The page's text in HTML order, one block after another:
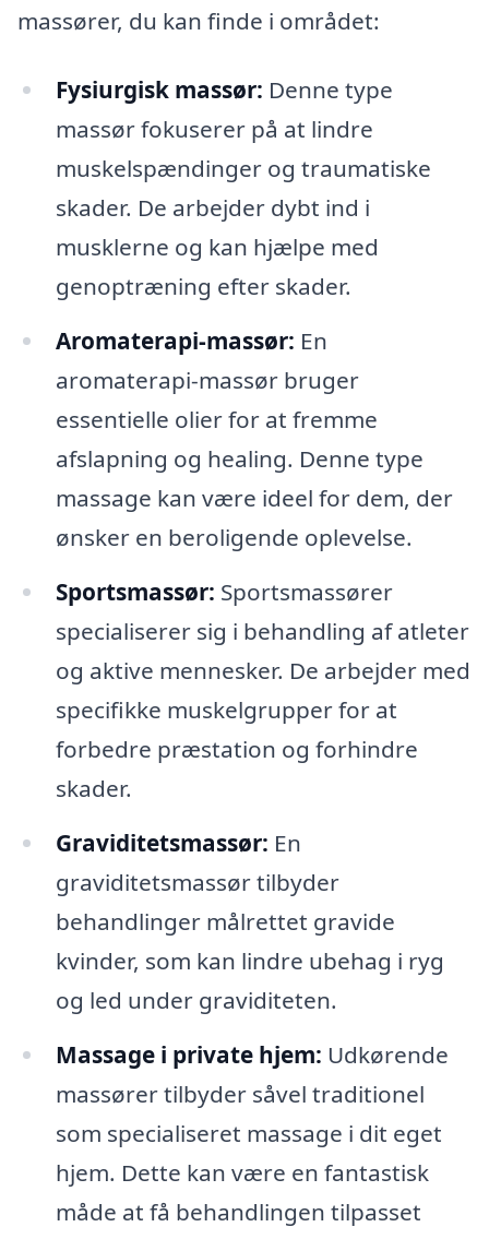
massører, du kan finde i området:
Fysiurgisk massør: Denne type
massør fokuserer på at lindre
muskelspændinger og traumatiske
skader. De arbejder dybt ind i
musklerne og kan hjælpe med
genoptræning efter skader.
Aromaterapi-massør: En
aromaterapi-massør bruger
essentielle olier for at fremme
afslapning og healing. Denne type
massage kan være ideel for dem, der
ønsker en beroligende oplevelse.
Sportsmassør: Sportsmassører
specialiserer sig i behandling af atleter
og aktive mennesker. De arbejder med
specifikke muskelgrupper for at
forbedre præstation og forhindre
skader.
Graviditetsmassør: En
graviditetsmassør tilbyder
behandlinger målrettet gravide
kvinder, som kan lindre ubehag i ryg
og led under graviditeten.
Massage i private hjem: Udkørende
massører tilbyder såvel traditionel
som specialiseret massage i dit eget
hjem. Dette kan være en fantastisk
måde at få behandlingen tilpasset